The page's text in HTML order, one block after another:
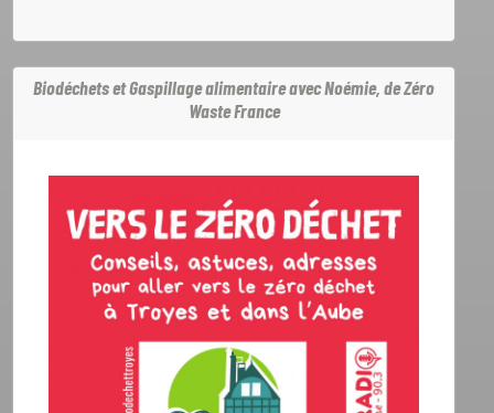
Biodéchets et Gaspillage alimentaire avec Noémie, de Zéro
Waste France